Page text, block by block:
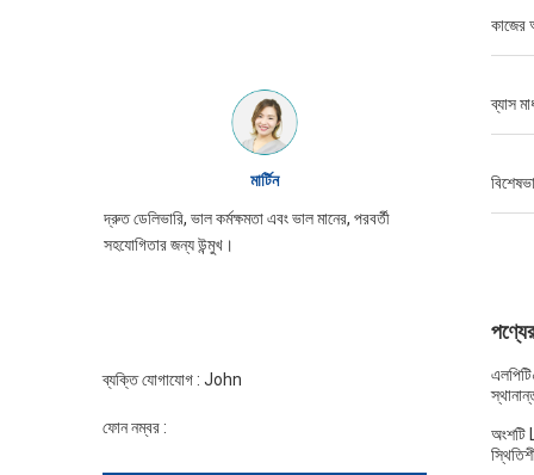
উইলিয়াম
জিনপ্যাট স্লিপ রিং চেহারা ভাল, সাবধানে প্যাকিং, সেবা উত্সাহ,
আবার আসা প্রয়োজন
ব্যক্তি যোগাযোগ : John
ফোন নম্বর :
কাজের
ব্যাস
অংশটি